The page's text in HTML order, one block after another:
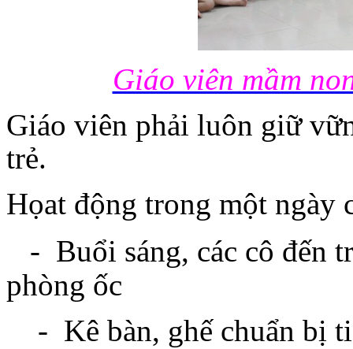
Giáo viên mầm
Giáo viên phải luôn giữ
trẻ.
Họat động trong một ngày
- Buổi sáng, các cô đến
phòng ốc
- Kê bàn, ghế chuẩn bị